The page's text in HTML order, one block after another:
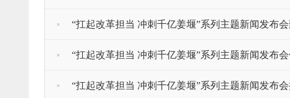
“扛起改革担当 冲刺千亿姜堰”系列主题新闻发布
“扛起改革担当 冲刺千亿姜堰”系列主题新闻发布
“扛起改革担当 冲刺千亿姜堰”系列主题新闻发布